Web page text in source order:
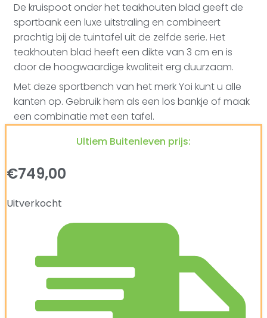
De kruispoot onder het teakhouten blad geeft de
sportbank een luxe uitstraling en combineert
prachtig bij de tuintafel uit de zelfde serie. Het
teakhouten blad heeft een dikte van 3 cm en is
door de hoogwaardige kwaliteit erg duurzaam.
Met deze sportbench van het merk Yoi kunt u alle
kanten op. Gebruik hem als een los bankje of maak
een combinatie met een tafel.
Ultiem Buitenleven prijs:
€749,00
Uitverkocht